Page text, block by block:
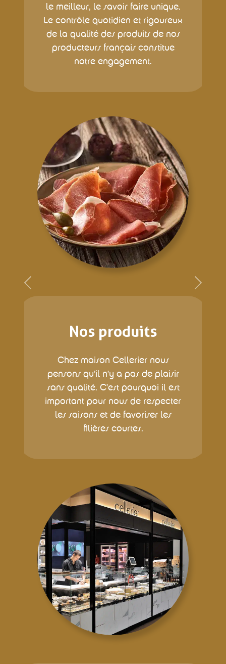
le meilleur, le savoir faire unique.
Le contrôle quotidien et rigoureux
de la qualité des produits de nos
producteurs français constitue
notre engagement.
Nos produits
Chez maison Cellerier nous
pensons qu’il n’y a pas de plaisir
sans qualité. C’est pourquoi il est
important pour nous de respecter
les saisons et de favoriser les
filières courtes.
Previous Next